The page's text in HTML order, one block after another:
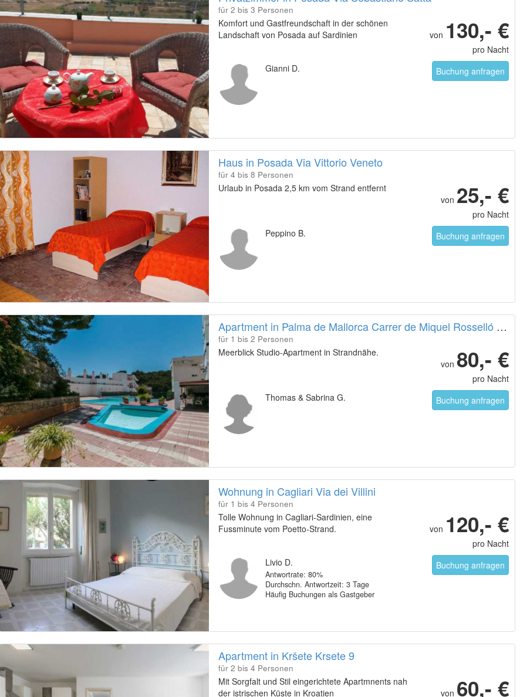
für 2 bis 3 Personen
Komfort und Gastfreundschaft in der schönen
Landschaft von Posada auf Sardinien
Gianni D.
von 130,- €
pro Nacht
Buchung anfragen
Haus in Posada Via Vittorio Veneto
für 4 bis 8 Personen
Urlaub in Posada 2,5 km vom Strand entfernt
Peppino B.
von 25,- €
pro Nacht
Buchung anfragen
Apartment in Palma de Mallorca Carrer de Miquel Rosselló i Alemany
für 1 bis 2 Personen
Meerblick Studio-Apartment in Strandnähe.
Thomas & Sabrina G.
von 80,- €
pro Nacht
Buchung anfragen
Wohnung in Cagliari Via dei Villini
für 1 bis 4 Personen
Tolle Wohnung in Cagliari-Sardinien, eine
Fussminute vom Poetto-Strand.
Livio D.
Antwortrate: 80%
Durchschn. Antwortzeit: 3 Tage
Häufig Buchungen als Gastgeber
von 120,- €
pro Nacht
Buchung anfragen
Apartment in Kršete Krsete 9
für 2 bis 4 Personen
Mit Sorgfalt und Stil eingerichtete Apartmnents nah
der istrischen Küste in Kroatien
von 60,- €